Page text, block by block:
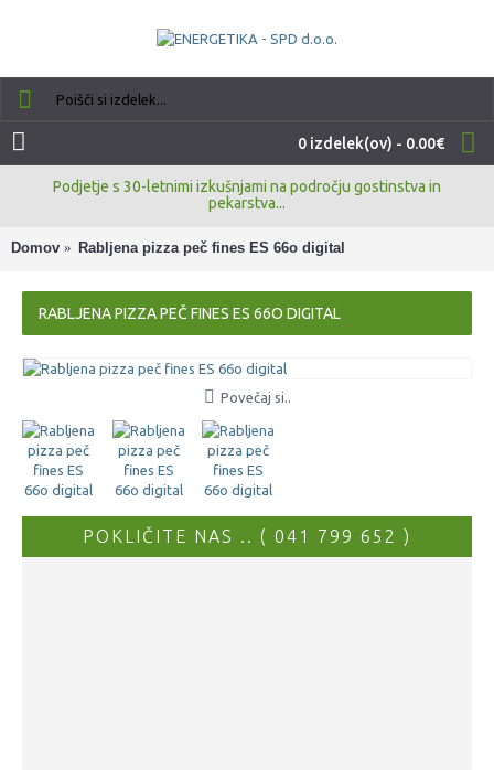
0 izdelek(ov) - 0.00€
Podjetje s 30-letnimi izkušnjami na področju gostinstva in
pekarstva...
Domov Rabljena pizza peč fines ES 66o digital
RABLJENA PIZZA PEČ FINES ES 66O DIGITAL
Povečaj si..
POKLIČITE NAS .. ( 041 799 652 )